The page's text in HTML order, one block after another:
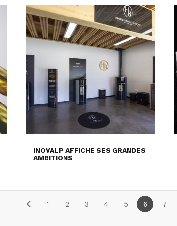
INOVALP AFFICHE SES GRANDES
AMBITIONS
1 2 3 4 5 6 7